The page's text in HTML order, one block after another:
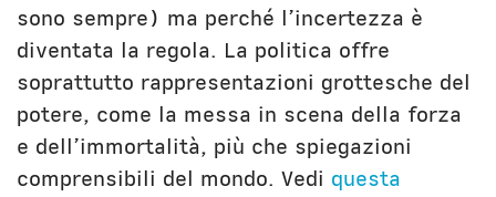
sono sempre) ma perché l’incertezza è
diventata la regola. La politica offre
soprattutto rappresentazioni grottesche del
potere, come la messa in scena della forza
e dell’immortalità, più che spiegazioni
comprensibili del mondo. Vedi questa